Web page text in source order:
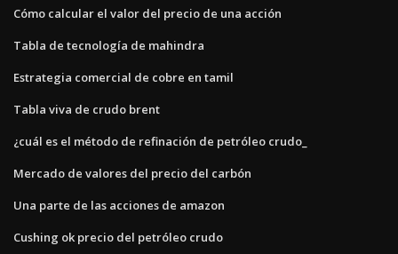
Cómo calcular el valor del precio de una acción
Tabla de tecnología de mahindra
Estrategia comercial de cobre en tamil
Tabla viva de crudo brent
¿cuál es el método de refinación de petróleo crudo_
Mercado de valores del precio del carbón
Una parte de las acciones de amazon
Cushing ok precio del petróleo crudo